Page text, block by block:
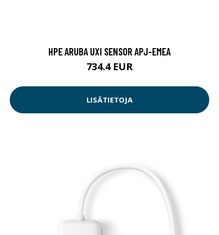
HPE ARUBA UXI SENSOR APJ-EMEA
734.4 EUR
LISÄTIETOJA